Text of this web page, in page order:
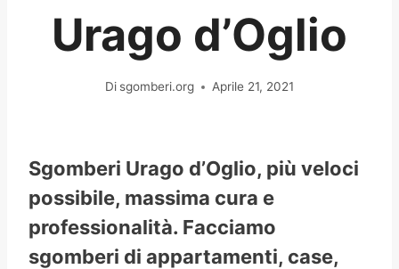
Urago d’Oglio
Di sgomberi.org Aprile 21, 2021
Sgomberi Urago d’Oglio, più veloci
possibile, massima cura e
professionalità. Facciamo
sgomberi di appartamenti, case,